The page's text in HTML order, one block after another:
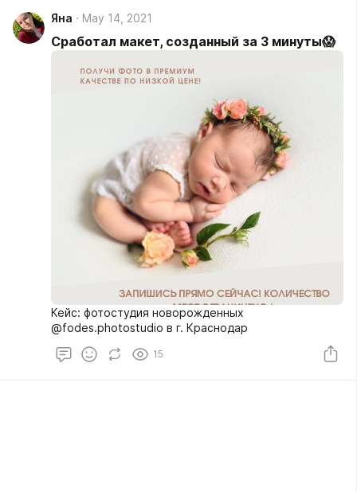
Яна May 14, 2021
Сработал макет, созданный за 3 минуты😱
Кейс: фотостудия новорожденных
@fodes.photostudio в г. Краснодар
15